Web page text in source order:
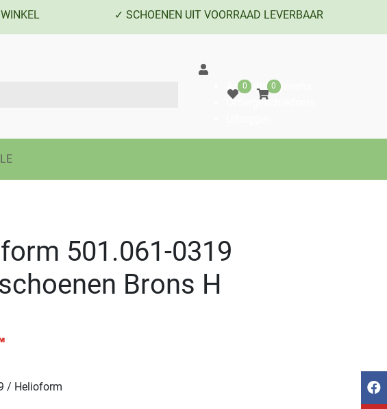
✓ SCHOENEN UIT VOORRAAD LEVERBAAR
Accountgegevens
Ordergeschiedenis
0 0
501.061-0319
Brons H
/ Helioform